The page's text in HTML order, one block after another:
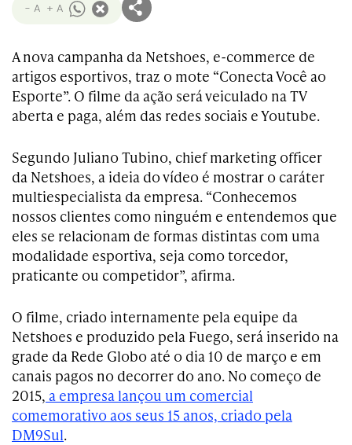
- A + A
A nova campanha da Netshoes, e-commerce de
artigos esportivos, traz o mote “Conecta Você ao
Esporte”. O filme da ação será veiculado na TV
aberta e paga, além das redes sociais e Youtube.
Segundo Juliano Tubino, chief marketing officer
da Netshoes, a ideia do vídeo é mostrar o caráter
multiespecialista da empresa. “Conhecemos
nossos clientes como ninguém e entendemos que
eles se relacionam de formas distintas com uma
modalidade esportiva, seja como torcedor,
praticante ou competidor”, afirma.
O filme, criado internamente pela equipe da
Netshoes e produzido pela Fuego, será inserido na
grade da Rede Globo até o dia 10 de março e em
canais pagos no decorrer do ano. No começo de
2015, a empresa lançou um comercial
comemorativo aos seus 15 anos, criado pela
DM9Sul.